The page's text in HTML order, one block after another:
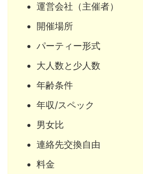
運営会社（主催者）
開催場所
パーティー形式
大人数と少人数
年齢条件
年収/スペック
男女比
連絡先交換自由
料金